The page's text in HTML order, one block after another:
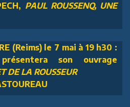
PAUL ROUSSENQ, UNE
(Reims) le 7 mai à 19 h30 :
présentera son ouvrage
DE LA ROUSSEUR